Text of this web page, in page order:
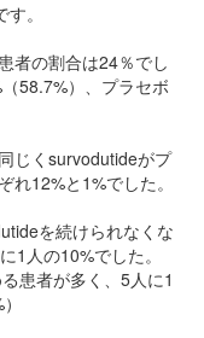
。
者の割合は24％でし
58.7%）、プラセボ
じく survodutideがプ
12%と1%でした。
を続けられなくな
1人の10%でした。
患者が多く、5人に1